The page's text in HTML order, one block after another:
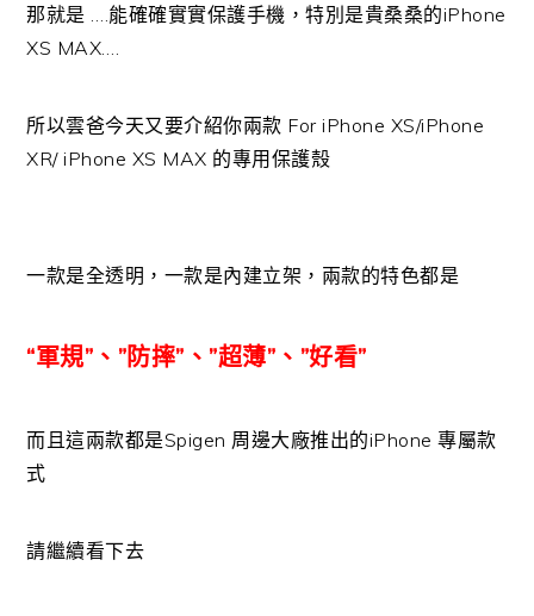
那就是 ….能確確實實保護手機，特別是貴桑桑的iPhone
XS MAX….
所以雲爸今天又要介紹你兩款 For iPhone XS/iPhone
XR/ iPhone XS MAX 的專用保護殼
一款是全透明，一款是內建立架，兩款的特色都是
“軍規”、”防摔”、”超薄”、”好看”
而且這兩款都是Spigen 周邊大廠推出的iPhone 專屬款
式
請繼續看下去